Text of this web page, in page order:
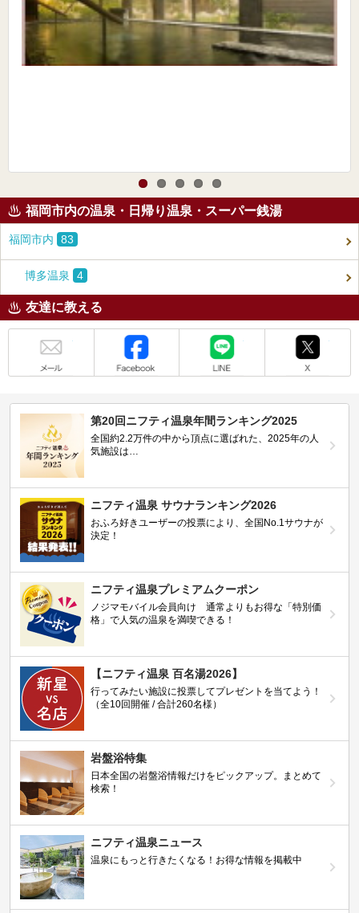
福岡市内の温泉・日帰り温泉・スーパー銭湯
福岡市内 83
博多温泉 4
友達に教える
第20回ニフティ温泉年間ランキング2025
全国約2.2万件の中から頂点に選ばれた、2025年の人
気施設は…
ニフティ温泉 サウナランキング2026
おふろ好きユーザーの投票により、全国No.1サウナが
決定！
ニフティ温泉プレミアムクーポン
ノジマモバイル会員向け 通常よりもお得な「特別価
格」で人気の温泉を満喫できる！
【ニフティ温泉 百名湯2026】
行ってみたい施設に投票してプレゼントを当てよう！
（全10回開催 / 合計260名様）
岩盤浴特集
日本全国の岩盤浴情報だけをピックアップ。まとめて
検索！
ニフティ温泉ニュース
温泉にもっと行きたくなる！お得な情報を掲載中